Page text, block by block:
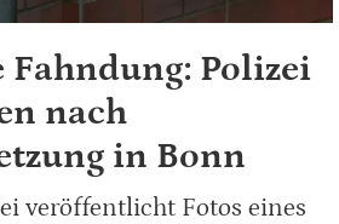
Polizei
nach
in Bonn
veröffentlicht Fotos eines